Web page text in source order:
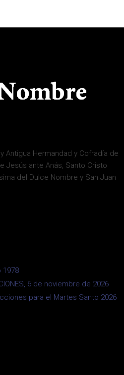
Antigua Hermandad y Cofradía de
Jesús ante Anás, Santo Cristo
del Dulce Nombre y San Juan
1978
6 de noviembre de 2026
para el Martes Santo 2026